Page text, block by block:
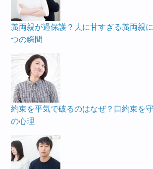
義両親が過保護？夫に甘すぎる義両親
つの瞬間
約束を平気で破るのはなぜ？口約束を
の心理